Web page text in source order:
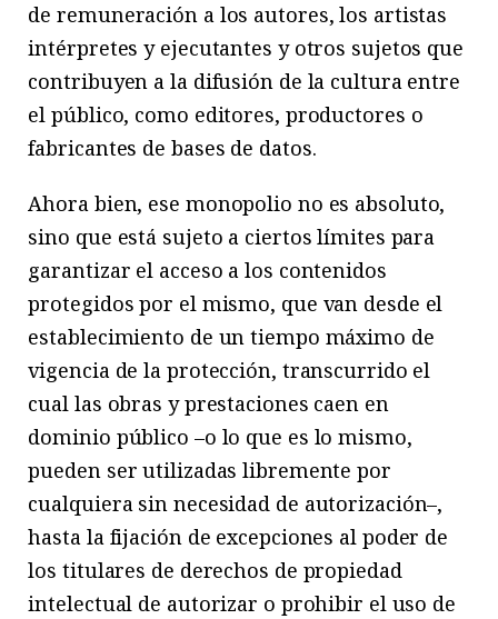
de remuneración a los autores, los artistas
intérpretes y ejecutantes y otros sujetos que
contribuyen a la difusión de la cultura entre
el público, como editores, productores o
fabricantes de bases de datos.
Ahora bien, ese monopolio no es absoluto,
sino que está sujeto a ciertos límites para
garantizar el acceso a los contenidos
protegidos por el mismo, que van desde el
establecimiento de un tiempo máximo de
vigencia de la protección, transcurrido el
cual las obras y prestaciones caen en
dominio público –o lo que es lo mismo,
pueden ser utilizadas libremente por
cualquiera sin necesidad de autorización–,
hasta la fijación de excepciones al poder de
los titulares de derechos de propiedad
intelectual de autorizar o prohibir el uso de